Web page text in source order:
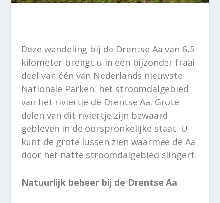
Deze wandeling bij de Drentse Aa van 6,5
kilometer brengt u in een bijzonder fraai
deel van één van Nederlands nieuwste
Nationale Parken: het stroomdalgebied
van het riviertje de Drentse Aa. Grote
delen van dit riviertje zijn bewaard
gebleven in de oorspronkelijke staat. U
kunt de grote lussen zien waarmee de Aa
door het natte stroomdalgebied slingert.
Natuurlijk beheer bij de Drentse Aa